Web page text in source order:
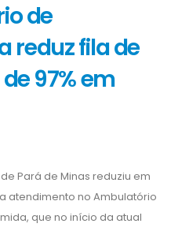
de
reduz fila de
97% em
Pará de Minas reduziu em
atendimento no Ambulatório
que no início da atual